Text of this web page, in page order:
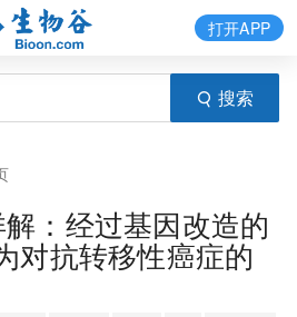
搜索
打开APP
：经过基因改造的
对抗转移性癌症的